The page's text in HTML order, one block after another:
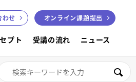
プト 受講の流れ ニュース
わせ オンライン課題提出
絵本講座 色鉛筆画